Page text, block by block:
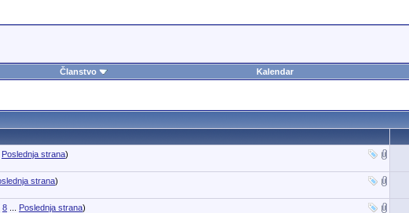
Članstvo Kalendar
Poslednja strana)
strana)
8... Poslednja strana)